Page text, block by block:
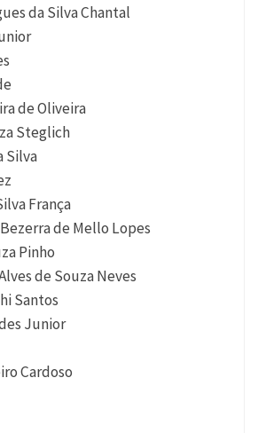
da Silva Chantal
de Oliveira
Steglich
Silva
França
de Mello Lopes
Pinho
de Souza Neves
Santos
Junior
Cardoso